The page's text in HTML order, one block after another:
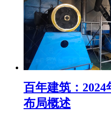
百年建筑：
布局概述